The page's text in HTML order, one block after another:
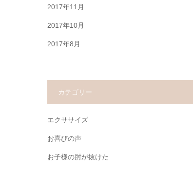
2017年11月
2017年10月
2017年8月
カテゴリー
エクササイズ
お喜びの声
お子様の肘が抜けた